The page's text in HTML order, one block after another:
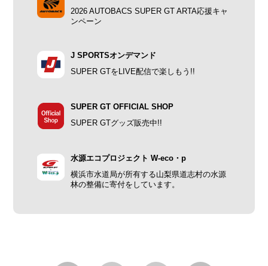
2026 AUTOBACS SUPER GT ARTA応援キャ
ンペーン
J SPORTSオンデマンド
SUPER GTをLIVE配信で楽しもう!!
SUPER GT OFFICIAL SHOP
SUPER GTグッズ販売中!!
水源エコプロジェクト W-eco・p
横浜市水道局が所有する山梨県道志村の水源
林の整備に寄付をしています。